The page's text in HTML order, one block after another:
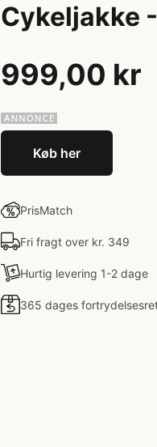
Cykeljakke
999,00 kr
Køb her
PrisMatch
Fri fragt over kr. 349
Hurtig levering 1-2 dage
365 dages